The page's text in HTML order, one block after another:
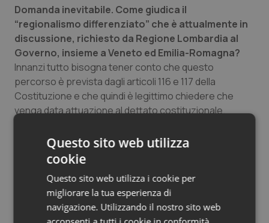
Domanda inevitabile. Come giudica il
“regionalismo differenziato” che è attualmente in
discussione, richiesto da Regione Lombardia al
Governo, insieme a Veneto ed Emilia-Romagna?
Innanzi tutto bisogna tener conto che questo
percorso è prevista dagli articoli 116 e 117 della
Costituzione e che quindi è legittimo chiedere che
venga data attuazione al dettato costituzionale.
questo percorso comporti un peggioramento
dell’accesso ai servizi sanitari dei cittadini delle aree
più povere del paese, e nello specifico, come medici di
famiglia abbiamo qualche preoccupazione, perché la
nostra Regione ha sempre privilegiato l’ospedale
rispetto al territorio. Dobbiamo sottolineare come i
Questo sito web utilizza
cookie
Questo sito web utilizza i cookie per
migliorare la tua esperienza di
navigazione. Utilizzando il nostro sito web